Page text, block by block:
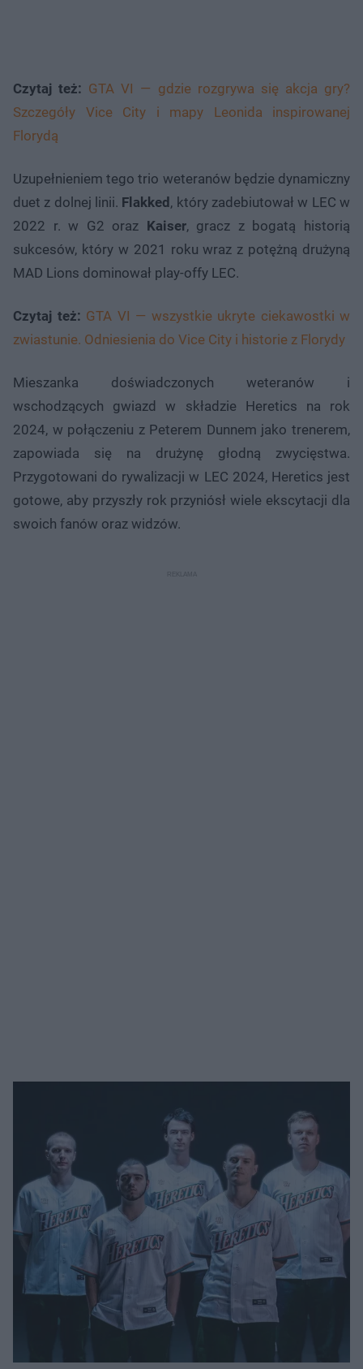
Czytaj też: GTA VI — gdzie rozgrywa się akcja gry?
Szczegóły Vice City i mapy Leonida inspirowanej
Florydą
Uzupełnieniem tego trio weteranów będzie dynamiczny
duet z dolnej linii. Flakked, który zadebiutował w LEC w
2022 r. w G2 oraz Kaiser, gracz z bogatą historią
sukcesów, który w 2021 roku wraz z potężną drużyną
MAD Lions dominował play-offy LEC.
Czytaj też: GTA VI — wszystkie ukryte ciekawostki w
zwiastunie. Odniesienia do Vice City i historie z Florydy
Mieszanka doświadczonych weteranów i
wschodzących gwiazd w składzie Heretics na rok
2024, w połączeniu z Peterem Dunnem jako trenerem,
zapowiada się na drużynę głodną zwycięstwa.
Przygotowani do rywalizacji w LEC 2024, Heretics jest
gotowe, aby przyszły rok przyniósł wiele ekscytacji dla
swoich fanów oraz widzów.